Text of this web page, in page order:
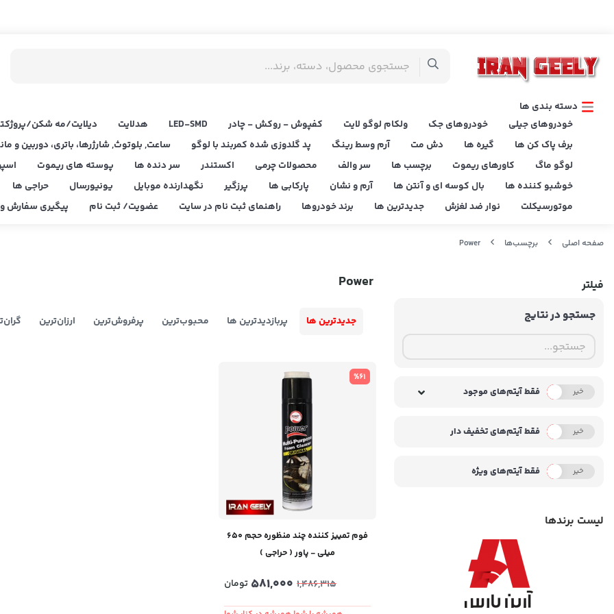
دسته بندی ها
خودروهای جیلی
خودروهای جک ولکام لوگو لایت کفپوش - روکش - چادر LED‌-SMD هدلایت دیلایت/مه شکن/
برف پاک کن ها
گیره ها دش مت آرم وسط رینگ پد گلدوزی شده کمربند با لوگو ساعت, بلوتوث, شارژرها، باتری، دوربین و
لوگو ماگ
کاورهای ریموت برچسب ها سر والف محصولات چرمی اکستندر سر دنده ها پوسته های ریموت
خوشبو کننده ها
بال کوسه ای و آنتن ها آرم و نشان پارکابی ها پرزگیر نگهدارنده موبایل یونیورسال حراجی ها
موتورسیکلت
نوار ضد لغزش جدیدترین ها برند خودروها راهنمای ثبت نام در سایت عضویت/ ثبت نام پیگیری سفارش و
صفحه اصلی برچسب‌ها Power
فیلتر
جستجو در نتایج
بله خیر فقط آیتم‌های موجود
بله خیر فقط آیتم‌های تخفیف دار
بله خیر فقط آیتم‌های ویژه
لیست برندها
Power
جدیدترین ها پربازدیدترین ها محبوب‌‌ترین پرفروش‌ترین ارزان‌ترین
%61
فوم تمییز کننده چند منظوره حجم 650
میلی - پاور ( حراجی )
1,486,315
581,000 تومان